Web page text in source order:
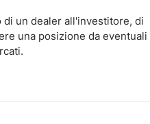
un dealer all'investitore, di
una posizione da eventuali